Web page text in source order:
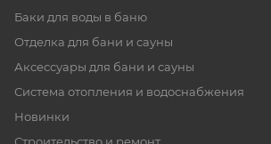
Баки для воды в баню
Отделка для бани и сауны
Аксессуары для бани и сауны
Система отопления и водоснабжения
Новинки